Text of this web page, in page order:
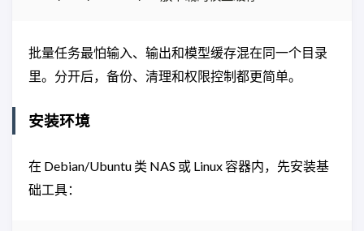
批量任务最怕输入、输出和模型缓存混在同一个目录
里。分开后，备份、清理和权限控制都更简单。
安装环境
在 Debian/Ubuntu 类 NAS 或 Linux 容器内，先安装基
础工具：